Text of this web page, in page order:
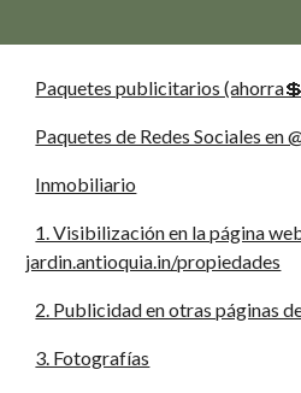
Paquetes publicitarios
Paquetes de Redes Sociales en
Inmobiliario
1. Visibilización en la página
jardin.antioquia.in/propiedades
2. Publicidad en otras páginas
3. Fotografías